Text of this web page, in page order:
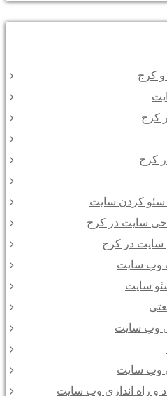
کرج
کرج
کرج
سئو کردن سایت
سایت در کرج
سایت در کرج
وب سایت
سایت
وب سایت
وب سایت
و راه اندازی وب سایت